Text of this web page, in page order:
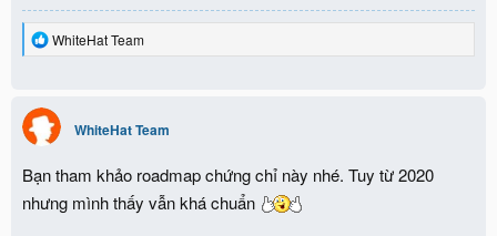
R
t
i
o
s
:
WhiteHat Team
WhiteHat Team
Bạn tham khảo roadmap chứng chỉ này nhé. Tuy từ 2020
nhưng mình thấy vẫn khá chuẩn